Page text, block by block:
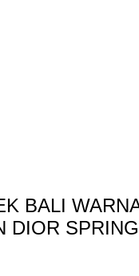
BALI
DIOR